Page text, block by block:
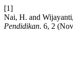
[1]
Nai, H. and
Pendidikan. 6, 2